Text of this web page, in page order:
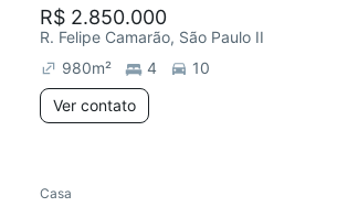
R$ 2.850.000
R. Felipe Camarão, São Paulo II
980m² 4
10
Ver contato
Casa